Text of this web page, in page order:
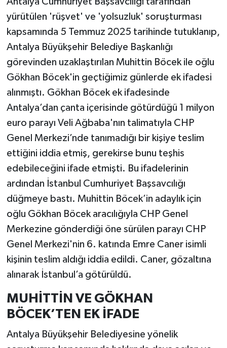
yürütülen 'rüşvet' ve 'yolsuzluk' soruşturması
kapsamında 5 Temmuz 2025 tarihinde tutuklanıp,
Antalya Büyükşehir Belediye Başkanlığı
görevinden uzaklaştırılan Muhittin Böcek ile oğlu
Gökhan Böcek'in geçtiğimiz günlerde ek ifadesi
alınmıştı. Gökhan Böcek ek ifadesinde
Antalya’dan çanta içerisinde götürdüğü 1 milyon
euro parayı Veli Ağbaba'nın talimatıyla CHP
Genel Merkezi’nde tanımadığı bir kişiye teslim
ettiğini iddia etmiş, gerekirse bunu teşhis
edebileceğini ifade etmişti. Bu ifadelerinin
ardından İstanbul Cumhuriyet Başsavcılığı
düğmeye bastı. Muhittin Böcek’in adaylık için
oğlu Gökhan Böcek aracılığıyla CHP Genel
Merkezine gönderdiği öne sürülen parayı CHP
Genel Merkezi'nin 6. katında Emre Caner isimli
kişinin teslim aldığı iddia edildi. Caner, gözaltına
alınarak İstanbul’a götürüldü.
MUHİTTİN VE GÖKHAN
BÖCEK’TEN EK İFADE
Antalya Büyükşehir Belediyesine yönelik